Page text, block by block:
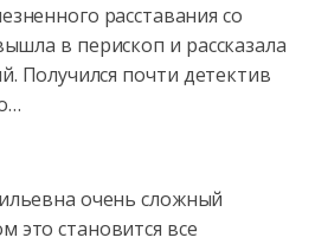
расставания со
в перископ и рассказала
Получился почти детектив
очень сложный
это становится все